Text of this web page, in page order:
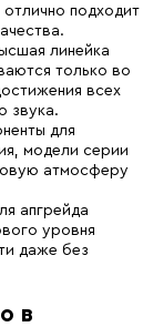
подходит
линейка
только во
всех
звука.
для
модели серии
атмосферу
апгрейда
уровня
даже без
в